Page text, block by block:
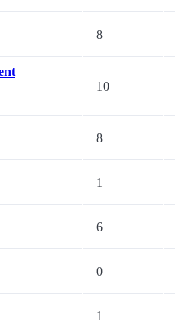
8
10
8
1
6
0
1